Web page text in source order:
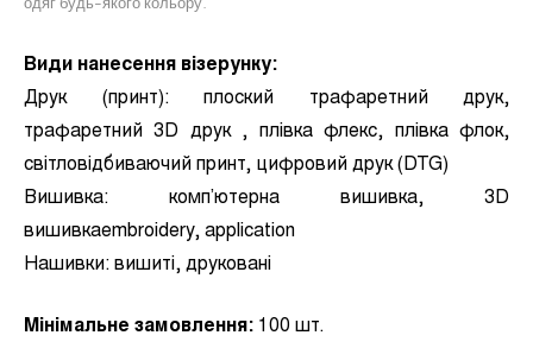
Види нанесення візерунку:
Друк (принт):плоский трафаретний друк,
трафаретний 3D друк , плівка флекс, плівка флок,
світловідбиваючий принт, цифровий друк (DTG)
Вишивка: комп’ютерна вишивка, 3D
вишивкаembroidery, application
Нашивки: вишиті, друковані
Мінімальне замовлення: 100 шт.